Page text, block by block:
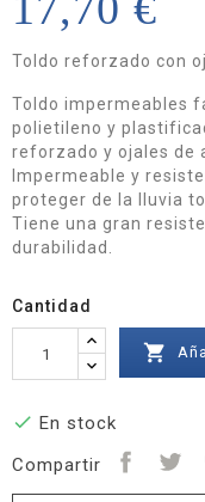
Toldo reforzado con
Toldo impermeables
polietileno y
reforzado y ojales de
Impermeable y
proteger de la lluvia
Tiene una gran
durabilidad.
Cantidad

 En stock
Compartir